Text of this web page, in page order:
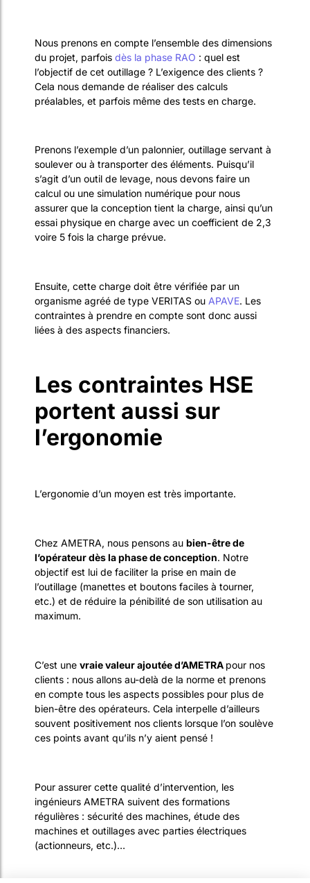
Nous prenons en compte l’ensemble des dimensions
du projet, parfois dès la phase RAO : quel est
l’objectif de cet outillage ? L’exigence des clients ?
Cela nous demande de réaliser des calculs
préalables, et parfois même des tests en charge.
Prenons l’exemple d’un palonnier, outillage servant à
soulever ou à transporter des éléments. Puisqu’il
s’agit d’un outil de levage, nous devons faire un
calcul ou une simulation numérique pour nous
assurer que la conception tient la charge, ainsi qu’un
essai physique en charge avec un coefficient de 2,3
voire 5 fois la charge prévue.
Ensuite, cette charge doit être vérifiée par un
organisme agréé de type VERITAS ou APAVE. Les
contraintes à prendre en compte sont donc aussi
liées à des aspects financiers.
Les contraintes HSE
portent aussi sur
l’ergonomie
L’ergonomie d’un moyen est très importante.
Chez AMETRA, nous pensons au bien-être de
l’opérateur dès la phase de conception. Notre
objectif est lui de faciliter la prise en main de
l’outillage (manettes et boutons faciles à tourner,
etc.) et de réduire la pénibilité de son utilisation au
maximum.
C’est une vraie valeur ajoutée d’AMETRA pour nos
clients : nous allons au-delà de la norme et prenons
en compte tous les aspects possibles pour plus de
bien-être des opérateurs. Cela interpelle d’ailleurs
souvent positivement nos clients lorsque l’on soulève
ces points avant qu’ils n’y aient pensé !
Pour assurer cette qualité d’intervention, les
ingénieurs AMETRA suivent des formations
régulières : sécurité des machines, étude des
machines et outillages avec parties électriques
(actionneurs, etc.)…